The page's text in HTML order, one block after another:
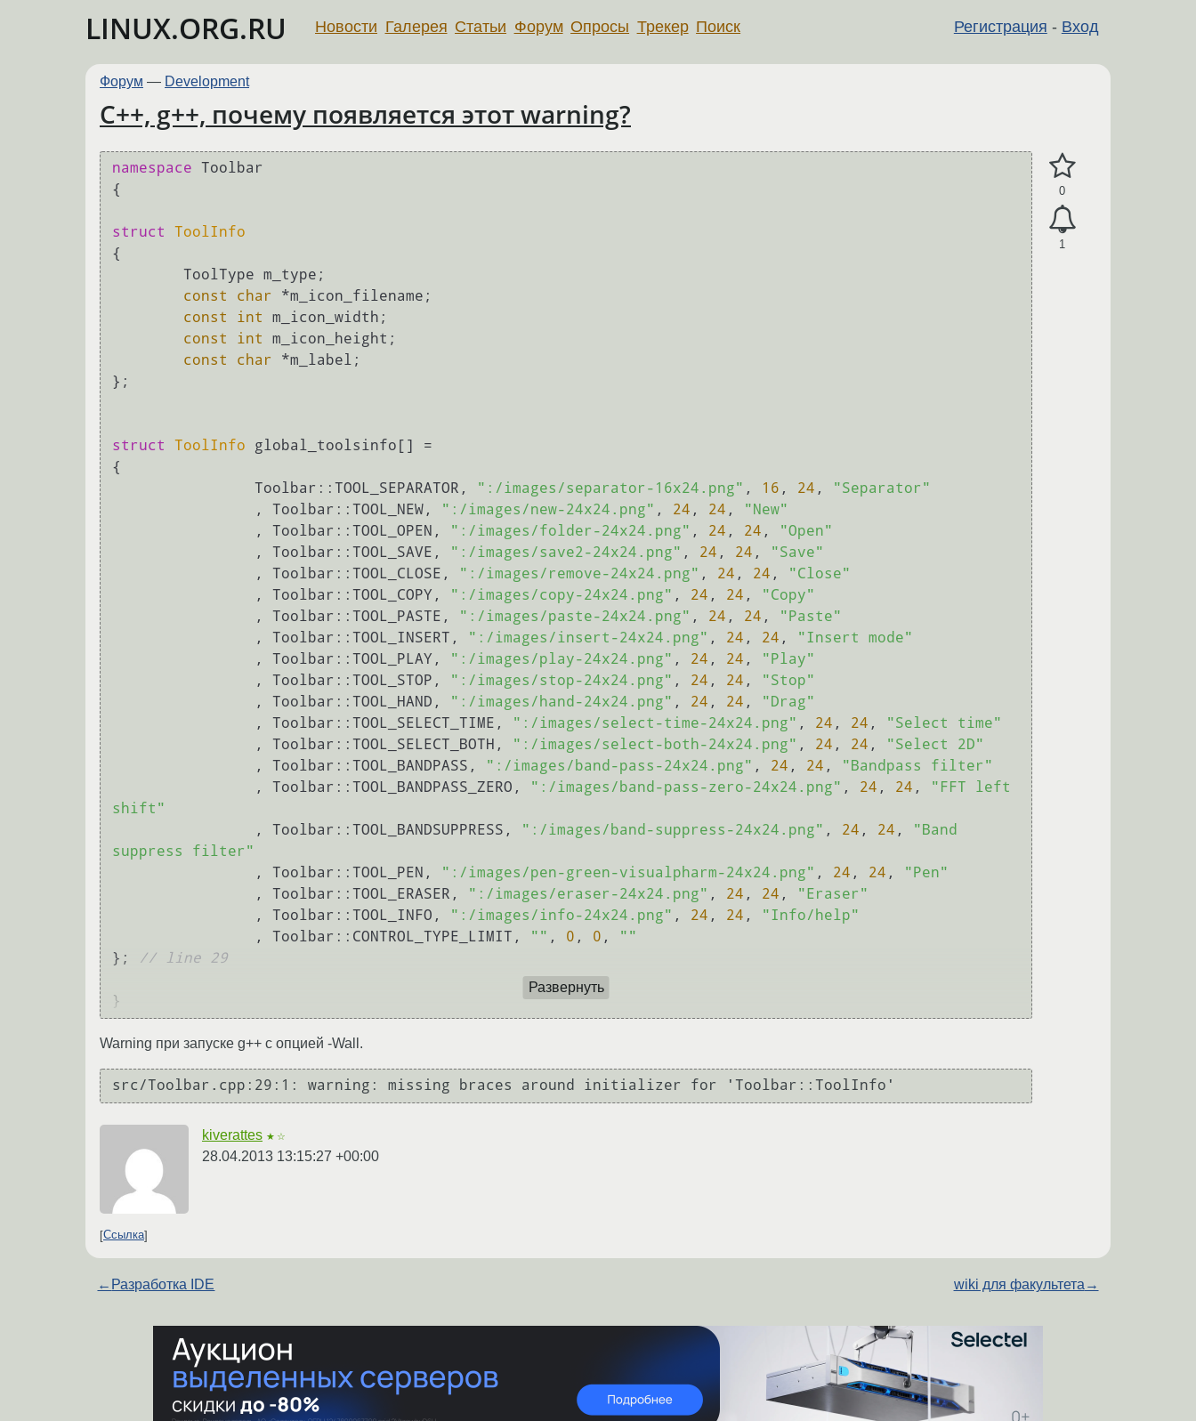
LINUX.ORG.RU Регистрация - Вход
Новости Галерея Статьи Форум Опросы Трекер Поиск
Форум — Development
C++, g++, почему появляется этот warning?
0
1
namespace Toolbar
{
struct
ToolInfo
{
const
char *m_icon_filename;
const
int
m_icon_width;
const
int
m_icon_height;
const
char *m_label;
};
struct ToolInfo global_toolsinfo[] =
{
		Toolbar::TOOL_SEPARATOR,
":/images/separator-16x24.png" , 16 , 24 ,
"Separator"
		, Toolbar::TOOL_NEW,
":/images/new-24x24.png" , 24 , 24 ,
"New"
		, Toolbar::TOOL_OPEN,
":/images/folder-24x24.png" , 24 , 24 ,
"Open"
		, Toolbar::TOOL_SAVE,
":/images/save2-24x24.png" , 24 , 24 ,
"Save"
		, Toolbar::TOOL_CLOSE,
":/images/remove-24x24.png" , 24 , 24 ,
"Close"
		, Toolbar::TOOL_COPY,
":/images/copy-24x24.png" , 24 , 24 ,
"Copy"
		, Toolbar::TOOL_PASTE,
":/images/paste-24x24.png" , 24 , 24 ,
"Paste"
		, Toolbar::TOOL_INSERT,
":/images/insert-24x24.png" , 24 , 24 ,
"Insert mode"
		, Toolbar::TOOL_PLAY,
":/images/play-24x24.png" , 24 , 24 ,
"Play"
		, Toolbar::TOOL_STOP,
":/images/stop-24x24.png" , 24 , 24 ,
"Stop"
		, Toolbar::TOOL_HAND,
":/images/hand-24x24.png" , 24 , 24 ,
"Drag"
		, Toolbar::TOOL_SELECT_TIME,
":/images/select-time-24x24.png" , 24 , 24 ,
"Select time"
		, Toolbar::TOOL_SELECT_BOTH,
":/images/select-both-24x24.png" , 24 , 24 ,
"Select 2D"
		, Toolbar::TOOL_BANDPASS,
":/images/band-pass-24x24.png" , 24 , 24 ,
"Bandpass filter"
		, Toolbar::TOOL_BANDPASS_ZERO,
":/images/band-pass-zero-24x24.png" , 24 , 24 ,
"FFT left
shift"
		, Toolbar::TOOL_BANDSUPPRESS,
":/images/band-suppress-24x24.png" , 24 , 24 ,
"Band
suppress filter"
		, Toolbar::TOOL_PEN,
":/images/pen-green-visualpharm-24x24.png" , 24 , 24 ,
"Pen"
		, Toolbar::TOOL_ERASER,
":/images/eraser-24x24.png" , 24 , 24 ,
"Eraser"
		, Toolbar::TOOL_INFO,
":/images/info-24x24.png" , 24 , 24 ,
"Info/help"
		, Toolbar::CONTROL_TYPE_LIMIT,
"" , 0 , 0 ,
""
};
// line 29
Развернуть
Warning при запуске g++ с опцией -Wall.
kiverattes ★☆
28.04.2013 13:15:27 +00:00
Ссылка
← Разработка IDE wiki для факультета →